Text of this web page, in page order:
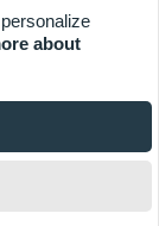

about